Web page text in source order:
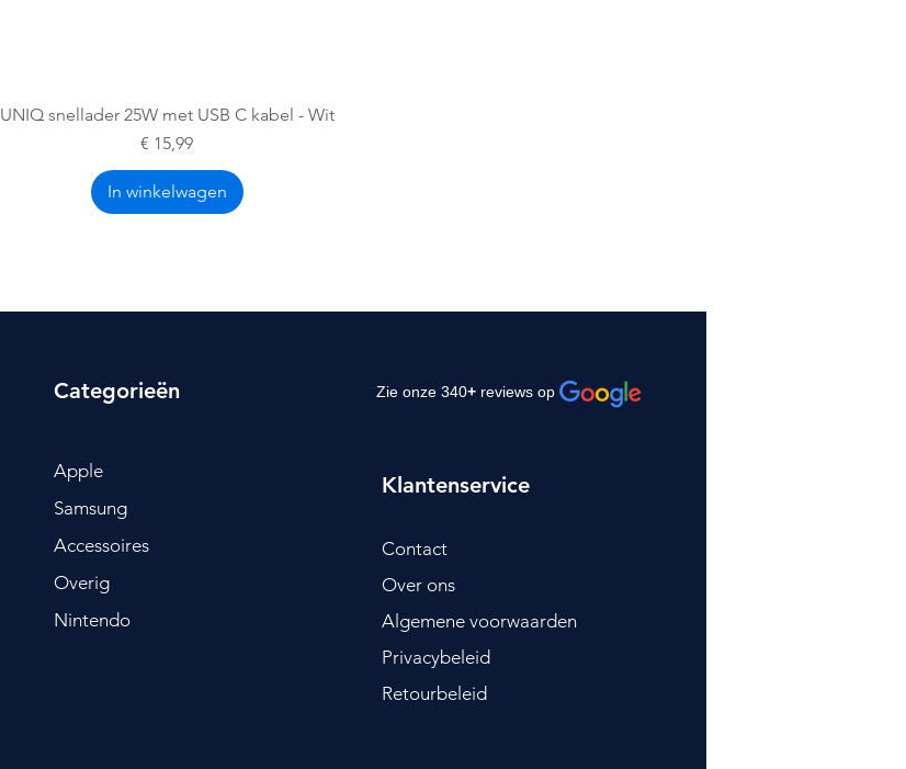
Snel overzicht
UNIQ snellader 25W met USB C kabel - Wit
Prijs
€ 15,99
In winkelwagen
Categorieën
Apple
Samsung
Accessoires
Overig
Nintendo
Zie onze 340+ reviews op
Klantenservice
Contact
Over ons
Algemene voorwaarden
Privacybeleid
Retourbeleid